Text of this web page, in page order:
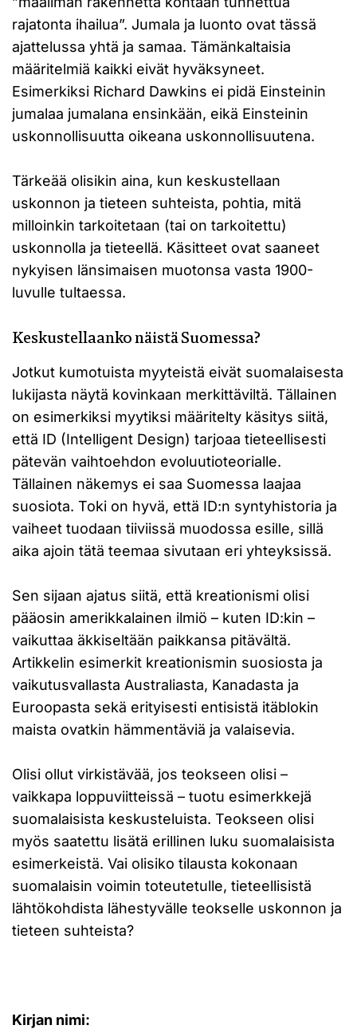
rajatonta ihailua”. Jumala ja luonto ovat tässä
ajattelussa yhtä ja samaa. Tämänkaltaisia
määritelmiä kaikki eivät hyväksyneet.
Esimerkiksi Richard Dawkins ei pidä Einsteinin
jumalaa jumalana ensinkään, eikä Einsteinin
uskonnollisuutta oikeana uskonnollisuutena.
Tärkeää olisikin aina, kun keskustellaan
uskonnon ja tieteen suhteista, pohtia, mitä
milloinkin tarkoitetaan (tai on tarkoitettu)
uskonnolla ja tieteellä. Käsitteet ovat saaneet
nykyisen länsimaisen muotonsa vasta 1900-
luvulle tultaessa.
Keskustellaanko näistä Suomessa?
Jotkut kumotuista myyteistä eivät suomalaisesta
lukijasta näytä kovinkaan merkittäviltä. Tällainen
on esimerkiksi myytiksi määritelty käsitys siitä,
että ID (Intelligent Design) tarjoaa tieteellisesti
pätevän vaihtoehdon evoluutioteorialle.
Tällainen näkemys ei saa Suomessa laajaa
suosiota. Toki on hyvä, että ID:n syntyhistoria ja
vaiheet tuodaan tiiviissä muodossa esille, sillä
aika ajoin tätä teemaa sivutaan eri yhteyksissä.
Sen sijaan ajatus siitä, että kreationismi olisi
pääosin amerikkalainen ilmiö – kuten ID:kin –
vaikuttaa äkkiseltään paikkansa pitävältä.
Artikkelin esimerkit kreationismin suosiosta ja
vaikutusvallasta Australiasta, Kanadasta ja
Euroopasta sekä erityisesti entisistä itäblokin
maista ovatkin hämmentäviä ja valaisevia.
Olisi ollut virkistävää, jos teokseen olisi –
vaikkapa loppuviitteissä – tuotu esimerkkejä
suomalaisista keskusteluista. Teokseen olisi
myös saatettu lisätä erillinen luku suomalaisista
esimerkeistä. Vai olisiko tilausta kokonaan
suomalaisin voimin toteutetulle, tieteellisistä
lähtökohdista lähestyvälle teokselle uskonnon ja
tieteen suhteista?
Kirjan nimi: